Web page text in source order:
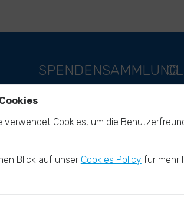
SPENDENSAMMLUNG
Unterstützung als Individuum
Impact investors
verwendet Cookies, um die
Blick auf unser Cookies Policy für mehr